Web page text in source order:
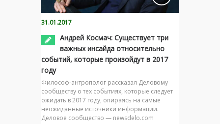
31.01.2017
Андрей Космач: Существует три
важных инсайда относительно
событий, которые произойдут в 2017
году
Философ-антрополог рассказал Деловому
сообществу о тех событиях, которые следует
ожидать в 2017 году, опираясь на самые
неожиданные источники информации.
Деловое сообщество — newsdelo.com